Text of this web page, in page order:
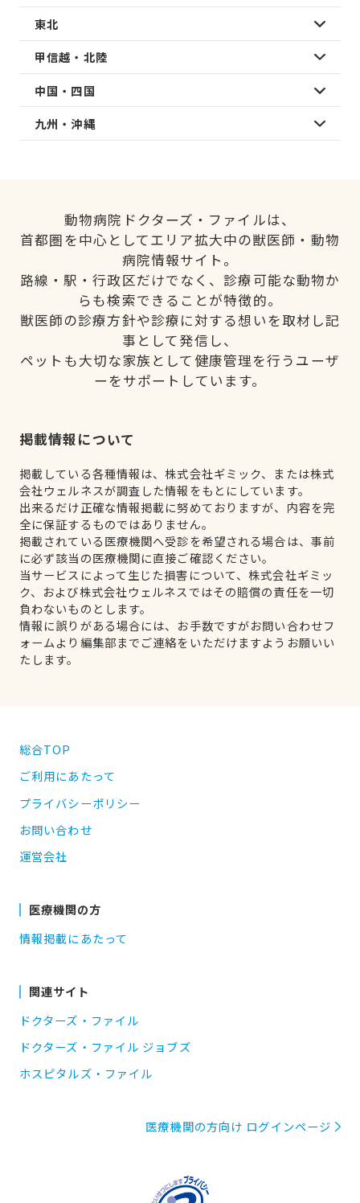
東北
甲信越・北陸
中国・四国
九州・沖縄
動物病院ドクターズ・ファイルは、
首都圏を中心としてエリア拡大中の獣医師・動物
病院情報サイト。
路線・駅・行政区だけでなく、診療可能な動物か
らも検索できることが特徴的。
獣医師の診療方針や診療に対する想いを取材し記
事として発信し、
ペットも大切な家族として健康管理を行うユーザ
ーをサポートしています。
掲載情報について
掲載している各種情報は、株式会社ギミック、または株式
会社ウェルネスが調査した情報をもとにしています。
出来るだけ正確な情報掲載に努めておりますが、内容を完
全に保証するものではありません。
掲載されている医療機関へ受診を希望される場合は、事前
に必ず該当の医療機関に直接ご確認ください。
当サービスによって生じた損害について、株式会社ギミッ
ク、および株式会社ウェルネスではその賠償の責任を一切
負わないものとします。
情報に誤りがある場合には、お手数ですがお問い合わせフ
ォームより編集部までご連絡をいただけますようお願いい
たします。
総合TOP
ご利用にあたって
プライバシーポリシー
お問い合わせ
運営会社
医療機関の方
情報掲載にあたって
関連サイト
ドクターズ・ファイル
ドクターズ・ファイル ジョブズ
ホスピタルズ・ファイル
医療機関の方向け ログインページ